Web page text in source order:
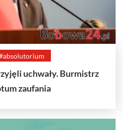
uchwały. Burmistrz
zaufania